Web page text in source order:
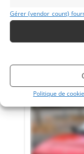
Gérer {vendor_count}
Politique de
1996, 41 800 Km,